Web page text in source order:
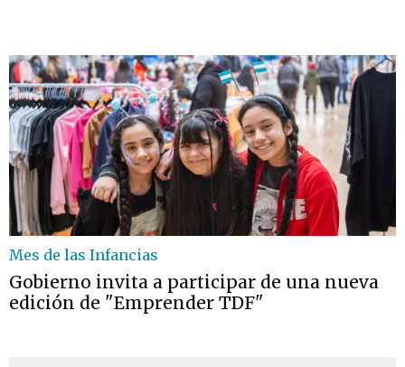
Mes de las Infancias
Gobierno invita a participar de una nueva
edición de "Emprender TDF"